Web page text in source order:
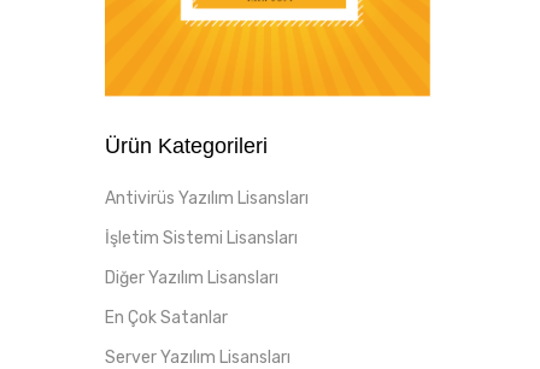
Ürün Kategorileri
Antivirüs Yazılım Lisansları
İşletim Sistemi Lisansları
Diğer Yazılım Lisansları
En Çok Satanlar
Server Yazılım Lisansları